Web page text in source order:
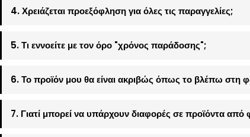
4. Χρειάζεται προεξόφληση για όλες τις παραγγελίες;
5. Τι εννοείτε με τον όρο "χρόνος παράδοσης";
6. Το προϊόν μου θα είναι ακριβώς όπως το βλέπω στη
7. Γιατί μπορεί να υπάρχουν διαφορές σε προϊόντα από